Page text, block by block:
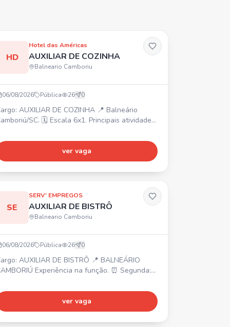
HD
Hotel das Américas
AUXILIAR DE COZINHA
Balneario Camboriu
06/08/2026 Pública 26 0
AUXILIAR DE COZINHA 📍 Balneário
SC. 🗓️ Escala 6x1. Principais atividades:
higienizar e organizar ingredientes, apoiar a
de cozinha, manter a limpeza e
✅ Requisitos: experiência será um
organização, responsabilidade, boa
Oferecemos: salár
ver vaga
SE
SERV' EMPREGOS
AUXILIAR DE BISTRÔ
Balneario Camboriu
06/08/2026 Pública 26 0
AUXILIAR DE BISTRÔ 📍 BALNEÁRIO
Experiência na função. ⏰ Segunda:
R$ 2.218,00 + R$ 282,00 Vale Alimentação +
Extra Atividades: Auxílio e atendimento a
atendimento na cozinha, preparo de
estoque e produção de receitas.
ver vaga